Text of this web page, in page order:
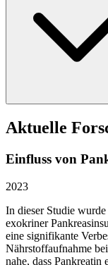
Aktuelle
Einfluss von
2023
In dieser Studie
exokriner
eine signifikante
Nährstoffaufnahme
nahe, dass